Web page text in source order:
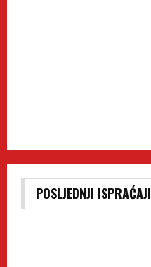
POSLJEDNJI ISPRAĆAJI